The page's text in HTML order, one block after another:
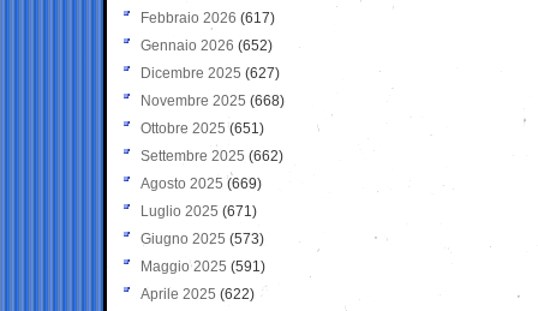
Febbraio 2026 (617)
Gennaio 2026 (652)
Dicembre 2025 (627)
Novembre 2025 (668)
Ottobre 2025 (651)
Settembre 2025 (662)
Agosto 2025 (669)
Luglio 2025 (671)
Giugno 2025 (573)
Maggio 2025 (591)
Aprile 2025 (622)